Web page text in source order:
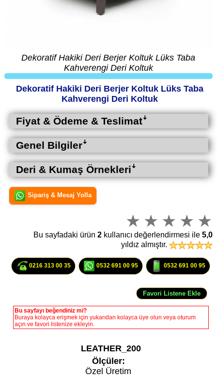
Dekoratif Hakiki Deri Berjer Koltuk Lüks Taba
Kahverengi Deri Koltuk
Dekoratif Hakiki Deri Berjer Koltuk Lüks Taba
Kahverengi Deri Koltuk
Fiyat & Ödeme & Teslimatꜜ
Genel Bilgilerꜜ
Deri & Kumaş Örnekleriꜜ
Sipariş & Mesaj Yolla
Bu sayfadaki ürün2 kullanıcı değerlendirmesi ile5,0
yıldız almıştır.
0216 313 00 35 0532 691 00 95 0532 691 00 95
Bu sayfayı beğendiniz mi?
Buraya kolayca erişmek için yukarıdan kolayca üye olun veya oturum
açın ve favori listenize ekleyin.
LEATHER_200
Ölçüler:
Özel Üretim